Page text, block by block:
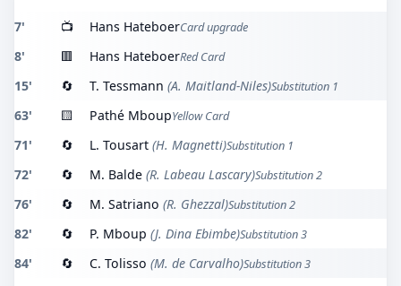
7' 📺 Hans HateboerCard upgrade
8' 🟥 Hans HateboerRed Card
15' 🔄 T. Tessmann (A. Maitland-Niles)Substitution 1
63' 🟨 Pathé MboupYellow Card
71' 🔄 L. Tousart (H. Magnetti)Substitution 1
72' 🔄 M. Balde (R. Labeau Lascary)Substitution 2
76' 🔄 M. Satriano (R. Ghezzal)Substitution 2
82' 🔄 P. Mboup (J. Dina Ebimbe)Substitution 3
84' 🔄 C. Tolisso (M. de Carvalho)Substitution 3